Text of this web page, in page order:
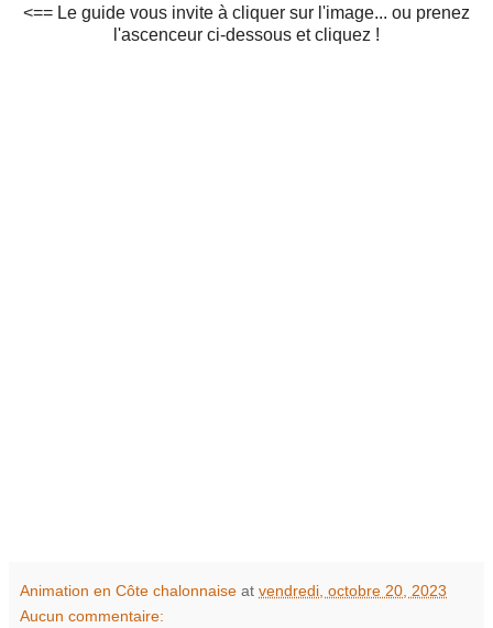
<== Le guide vous invite à cliquer sur l'image... ou prenez
l'ascenceur ci-dessous et cliquez !
Animation en Côte chalonnaise at vendredi, octobre 20, 2023
Aucun commentaire: